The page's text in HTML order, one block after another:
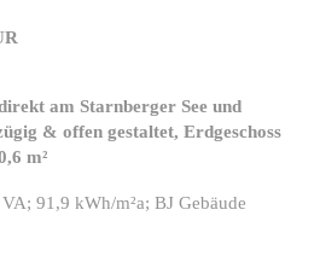
am Starnberger See und
& offen gestaltet, Erdgeschoss
m²
91,9 kWh/m²a; BJ Gebäude